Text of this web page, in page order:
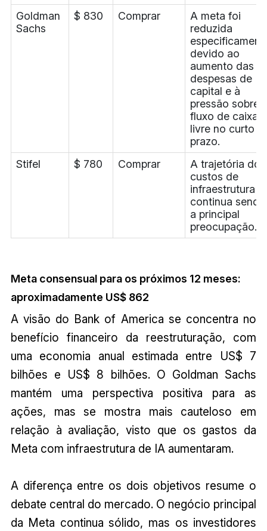
Goldman
Sachs
$ 830 Comprar
A meta foi
reduzida
devido ao
aumento das
despesas de
capital e à
pressão sobre
fluxo de caixa
livre no curto
prazo.
Stifel
$ 780 Comprar
A trajetória dos
custos de
infraestrutura
continua sendo
a principal
preocupação.
Meta consensual para os próximos 12 meses:
aproximadamente US$ 862
A visão do Bank of America se concentra no
benefício financeiro da reestruturação, com
uma economia anual estimada entre US$ 7
bilhões e US$ 8 bilhões. O Goldman Sachs
mantém uma perspectiva positiva para as
ações, mas se mostra mais cauteloso em
relação à avaliação, visto que os gastos da
Meta com infraestrutura de IA aumentaram.
A diferença entre os dois objetivos resume o
debate central do mercado. O negócio principal
da Meta continua sólido, mas os investidores